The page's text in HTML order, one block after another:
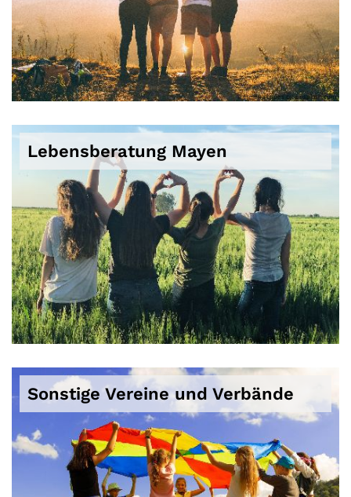
© Helena Lopes on unsplash.com
Lebensberatung Mayen
© Melissa Askew on unsplash.com
Sonstige Vereine und Verbände